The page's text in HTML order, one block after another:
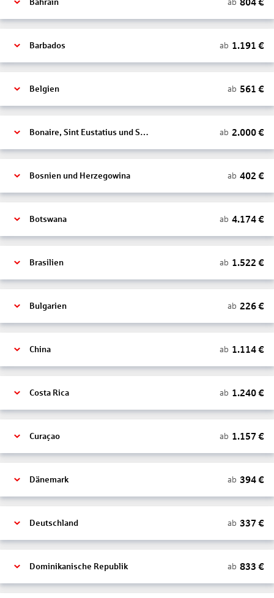
Bahrain ab
Barbados ab 1.191 €
Belgien ab 561 €
Bonaire, Sint Eustatius und Saba ab 2.000€
Bosnien und Herzegowina ab 402 €
Botswana ab 4.174€
Brasilien ab 1.522 €
Bulgarien ab 226€
China ab 1.114€
Costa Rica ab 1.240€
Curaçao ab 1.157 €
Dänemark ab 394€
Deutschland ab 337 €
Dominikanische Republik ab 833 €